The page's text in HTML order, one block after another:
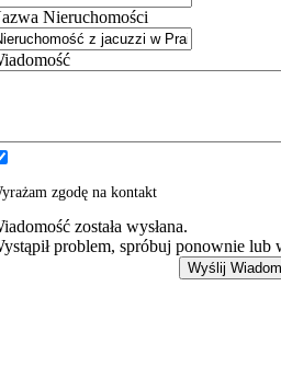
Nieruchomości
zgodę na kontakt
została wysłana.
problem, spróbuj ponownie
Wyślij